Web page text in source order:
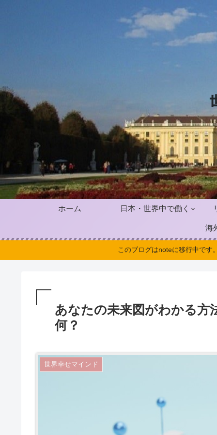
ホーム 日本・世界中で働く
海
このブログはnoteに移行中で
あなたの未来図がわかる方
何？
世界幸せマインド